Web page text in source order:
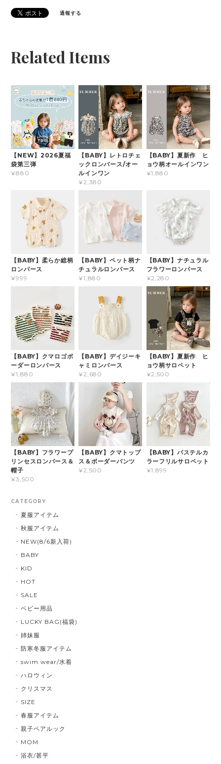
通報する
Related Items
【NEW】2026夏福
袋第三弾
¥880
【BABY】レトロチェ
ックロンパース/オー
ルインワン
¥2,380
【BABY】夏新作 ヒ
ョウ柄オールインワン
¥1,880
【BABY】柔らか総柄
ロンパース
¥999
【BABY】ペット柄ナ
チュラルロンパース
¥1,880
【BABY】ナチュラル
フラワーロンパース
¥2,280
【BABY】クマロゴボ
ーダーロンパース
¥1,880
【BABY】デイジーキ
ャミロンパース
¥2,680
【BABY】夏新作 ヒ
ョウ柄サロペット
¥2,500
【BABY】フラワープ
リンセスロンパース＆
帽子
¥3,500
【BABY】クマトップ
ス＆ボーダーパンツ
¥2,500
【BABY】パステルカ
ラーフリルサロペット
¥1,899
CATEGORY
夏服アイテム
秋服アイテム
NEW(8/6新入荷)
BABY
KID
HOT
SALE
ベビー用品
LUCKY BAG(福袋)
姉妹服
防寒冬服アイテム
swim wear/水着
ハロウィン
クリスマス
SIZE
春服アイテム
親子ペアルック
MOM
浴衣/甚平